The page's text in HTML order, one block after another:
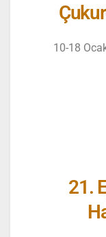
10-18
21.